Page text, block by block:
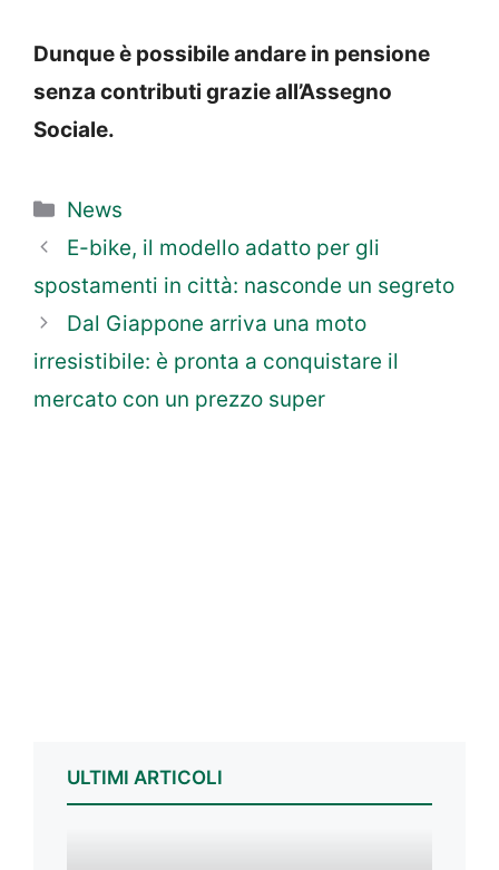
Dunque è possibile andare in pensione
senza contributi grazie all’Assegno
Sociale.
Categorie
News
E-bike, il modello adatto per gli
spostamenti in città: nasconde un segreto
Dal Giappone arriva una moto
irresistibile: è pronta a conquistare il
mercato con un prezzo super
ULTIMI ARTICOLI